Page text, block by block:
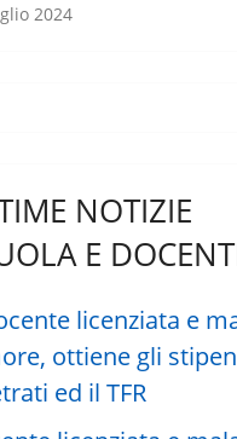
2024
NOTIZIE
E